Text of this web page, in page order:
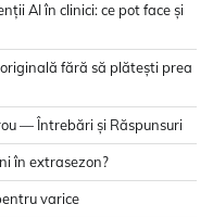
AI în clinici: ce pot face și
fără să plătești prea
— Întrebări și Răspunsuri
în extrasezon?
varice